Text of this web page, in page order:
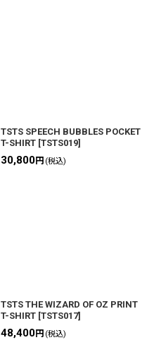
TSTS SPEECH BUBBLES POCKET
T-SHIRT [TSTS019]
30,800円 (税込)
TSTS THE WIZARD OF OZ PRINT
T-SHIRT [TSTS017]
48,400円 (税込)